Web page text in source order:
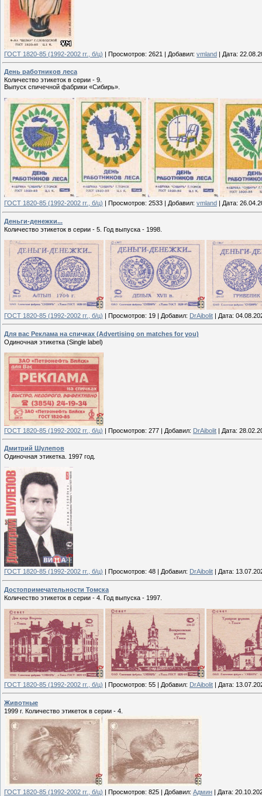
ГОСТ 1820-85 (1992-2002 гг., б/ц) | Просмотров: 2621 | Добавил: vmland | Дата:
День работников леса
Количество этикеток в серии - 9.
Выпуск спичечной фабрики «Сибирь».
ГОСТ 1820-85 (1992-2002 гг., б/ц) Просмотров: 2533 Добавил: vmland Дата:
Деньги-денежки...
Количество этикеток в серии - 5. Год выпуска - 1998.
ГОСТ 1820-85 (1992-2002 гг., б/ц) | Просмотров: 19 | Добавил: DrAibolit | Дата:
Для вас Реклама на спичках (Advertising on matches for you)
Одиночная этикетка (Single label)
ГОСТ 1820-85 (1992-2002 гг., б/ц) | Просмотров: 277 | Добавил: DrAibolit | Дата:
Дмитрий Шулепов
Одиночная этикетка. 1997 год.
ГОСТ 1820-85 (1992-2002 гг., б/ц) | Просмотров: 48 | Добавил: DrAibolit | Дата:
Достопримечательности Томска
Количество этикеток в серии - 4. Год выпуска - 1997.
ГОСТ 1820-85 (1992-2002 гг., б/ц) | Просмотров: 55 | Добавил: DrAibolit | Дата:
Животные
1999 г. Количество этикеток в серии - 4.
ГОСТ 1820-85 (1992-2002 гг., б/ц) | Просмотров: 825 | Добавил: Админ | Дата: